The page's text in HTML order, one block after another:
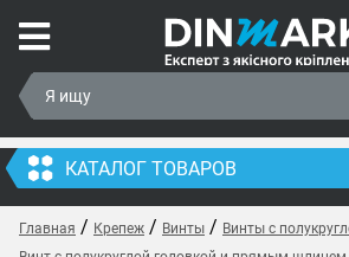
КАТАЛОГ ТОВАРОВ
Главная / Крепеж / Винты / Винты с